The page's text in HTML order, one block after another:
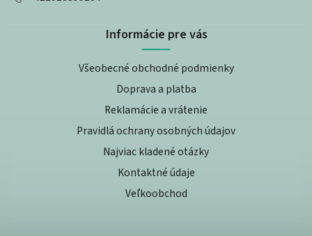
Informácie pre vás
Všeobecné obchodné podmienky
Doprava a platba
Reklamácie a vrátenie
Pravidlá ochrany osobných údajov
Najviac kladené otázky
Kontaktné údaje
Veľkoobchod